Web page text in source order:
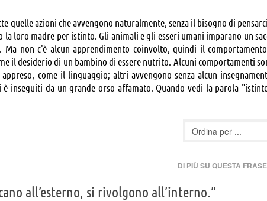
quelle azioni che avvengono naturalmente, senza il bisogno di
loro madre per istinto. Gli animali e gli esseri umani imparano un
non c'è alcun apprendimento coinvolto, quindi il
il desiderio di un bambino di essere nutrito. Alcuni comportamenti
come il linguaggio; altri avvengono senza alcun
inseguiti da un grande orso affamato. Quando vedi la parola
DI PIÙ SU QUESTA FRASE
all’esterno, si rivolgono all’interno.”